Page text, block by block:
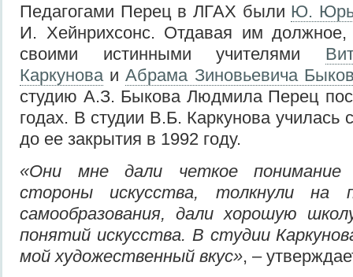
Педагогами Перец в ЛГАХ были Ю.
И. Хейнрихсонс. Отдавая им должное,
своими истинными учителями
Каркунова иАбрама Зиновьевича
студию А.З. Быкова Людмила Перец
годах. В студии В.Б. Каркунова училась
до ее закрытия в 1992 году.
«Они мне дали четкое понимание
стороны искусства, толкнули на
самообразования, дали хорошую
понятий искусства. В студии
мой художественный вкус», –